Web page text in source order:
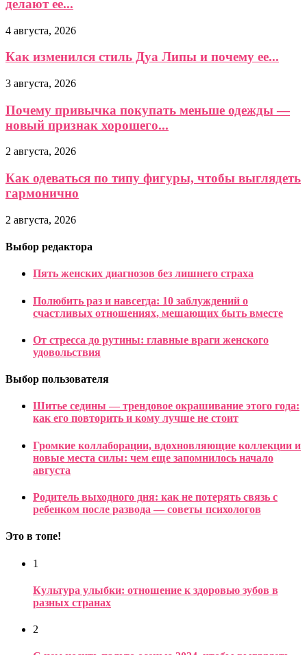
делают ее...
4 августа, 2026
Как изменился стиль Дуа Липы и почему ее...
3 августа, 2026
Почему привычка покупать меньше одежды —
новый признак хорошего...
2 августа, 2026
Как одеваться по типу фигуры, чтобы выглядеть
гармонично
2 августа, 2026
Выбор редактора
Пять женских диагнозов без лишнего страха
Полюбить раз и навсегда: 10 заблуждений о
счастливых отношениях, мешающих быть вместе
От стресса до рутины: главные враги женского
удовольствия
Выбор пользователя
Шитье седины — трендовое окрашивание этого года:
как его повторить и кому лучше не стоит
Громкие коллаборации, вдохновляющие коллекции и
новые места силы: чем еще запомнилось начало
августа
Родитель выходного дня: как не потерять связь с
ребенком после развода — советы психологов
Это в топе!
1
Культура улыбки: отношение к здоровью зубов в
разных странах
2